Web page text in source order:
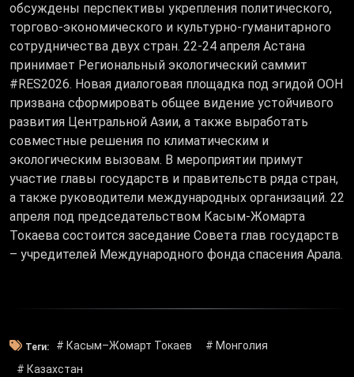
обсуждены перспективы укрепления политического,
торгово-экономического и культурно-гуманитарного
сотрудничества двух стран. 22-24 апреля Астана
принимает Региональный экологический саммит
#RES2026. Новая диалоговая площадка под эгидой ООН
призвана сформировать общее видение устойчивого
развития Центральной Азии, а также выработать
совместные решения по климатическим и
экологическим вызовам. В мероприятии примут
участие главы государств и правительств ряда стран,
а также руководители международных организаций. 22
апреля под председательством Касым-Жомарта
Токаева состоится заседание Совета глав государств
– учредителей Международного фонда спасения Арала.
Теги: # Касым–Жомарт Токаев
# Монголия
# Казахстан